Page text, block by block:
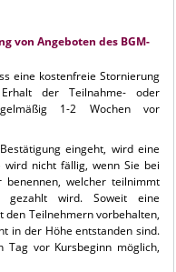
von Angeboten des BGM-
eine kostenfreie Stornierung
der Teilnahme- oder
1-2 Wochen vor
eingeht, wird eine
wird nicht fällig, wenn Sie bei
benennen, welcher teilnimmt
gezahlt wird. Soweit eine
Teilnehmern vorbehalten,
in der Höhe entstanden sind.
Tag vor Kursbeginn möglich,